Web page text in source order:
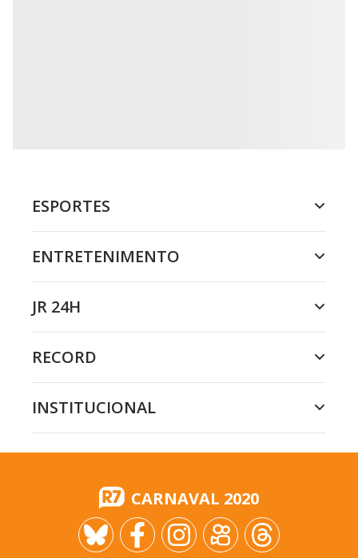
ESPORTES
ENTRETENIMENTO
JR 24H
RECORD
INSTITUCIONAL
CARNAVAL 2020